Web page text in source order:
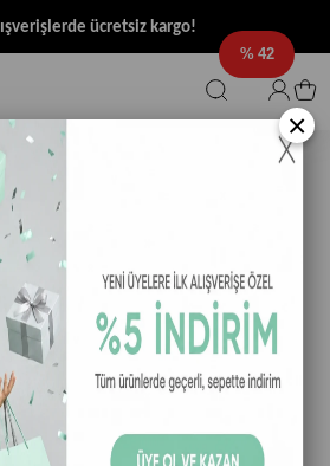
ücretsiz kargo!
42
×